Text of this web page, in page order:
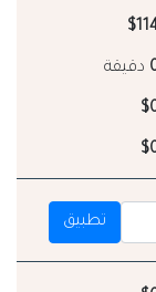
دقيقة
تطبيق